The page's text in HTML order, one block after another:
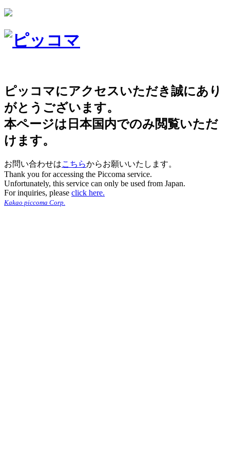
ピッコマにアクセスいただき誠にあり
がとうございます。
本ページは日本国内でのみ閲覧いただ
けます。
お問い合わせはこちらからお願いいたします。
Thank you for accessing the Piccoma service.
Unfortunately, this service can only be used from Japan.
For inquiries, please click here.
Kakao piccoma Corp.